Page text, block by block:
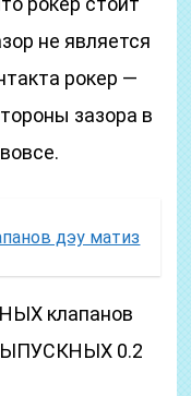
не является
рокер —
зазора в
дэу матиз
клапанов
0.2